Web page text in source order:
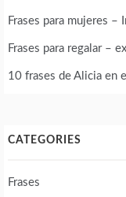
Frases para mujeres
Frases para regalar –
10 frases de Alicia en
CATEGORIES
Frases